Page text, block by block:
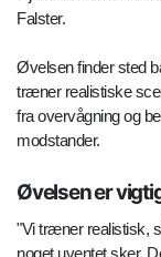
Falster.
Øvelsen finder sted
træner realistiske
fra overvågning og
modstander.
Øvelsen er
"Vi træner realistisk,
noget uventet sker.